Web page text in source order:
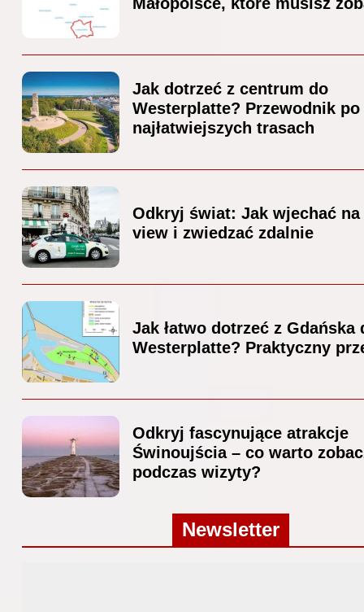
Jak dotrzeć z centrum do
Westerplatte? Przewodnik po
najłatwiejszych trasach
Odkryj świat: Jak wjechać
view i zwiedzać zdalnie
Jak łatwo dotrzeć z Gdańska
Westerplatte? Praktyczny
Odkryj fascynujące atrakcje
Świnoujścia – co warto
podczas wizyty?
Newsletter